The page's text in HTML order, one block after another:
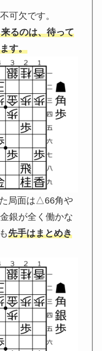
可欠です。
るのは、待って
す。
局面は△66角や
銀が全く働かな
先手はまとめき